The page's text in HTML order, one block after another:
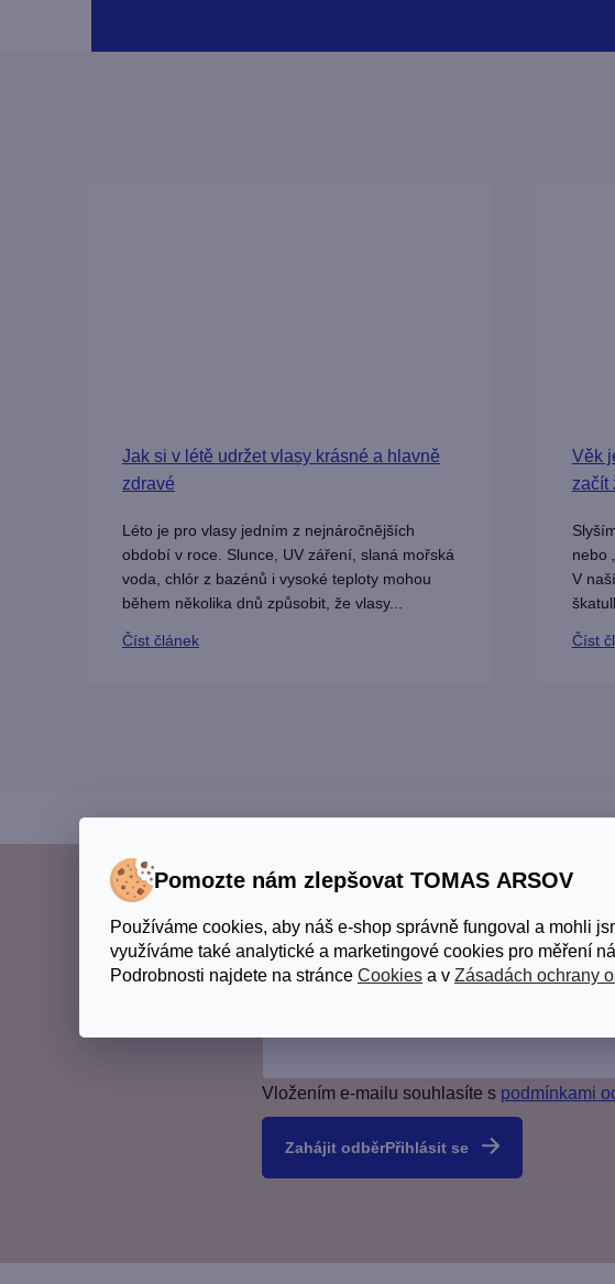
Pomozte nám zlepšovat TOMAS ARSOV
Používáme cookies, aby náš e-shop správně fungoval a mohli
využíváme také analytické a marketingové cookies pro měření
Podrobnosti najdete na stránce Cookies a v Zásadách ochrany
Jak si v létě udržet vlasy krásné a hlavně
zdravé
Léto je pro vlasy jedním z nejnáročnějších
období v roce. Slunce, UV záření, slaná mořská
voda, chlór z bazénů i vysoké teploty mohou
během několika dnů způsobit, že vlasy...
Číst článek
Věk
začít
nebo
V
Číst
Bleskové informace ze světa
Vložením e-mailu souhlasíte s podmínkami
Přihlásit se